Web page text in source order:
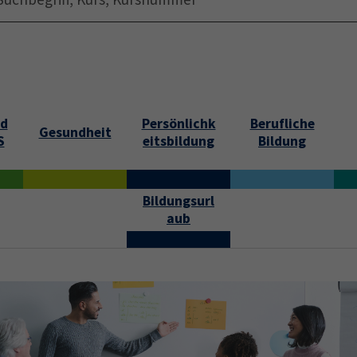
Gesundheit
Persönlichk
eitsbildung
Berufliche
Bildung
Bildungsurl
aub